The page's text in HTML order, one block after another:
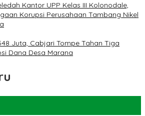
Kantor UPP Kelas III Kolonodale,
Korupsi Perusahaan Tambang Nikel
Juta, Cabjari Tompe Tahan Tiga
Dana Desa Marana